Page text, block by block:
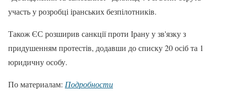
участь у розробці іранських безпілотників.
Також ЄС розширив санкції проти Ірану у зв'язку з
придушенням протестів, додавши до списку 20 осіб та 1
юридичну особу.
По материалам: Подробности